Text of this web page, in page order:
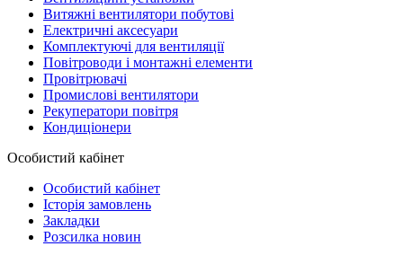
Витяжні вентилятори побутові
Електричні аксесуари
Комплектуючі для вентиляції
Повітроводи і монтажні елементи
Провітрювачі
Промислові вентилятори
Рекуператори повітря
Кондиціонери
Особистий кабінет
Особистий кабінет
Історія замовлень
Закладки
Розсилка новин